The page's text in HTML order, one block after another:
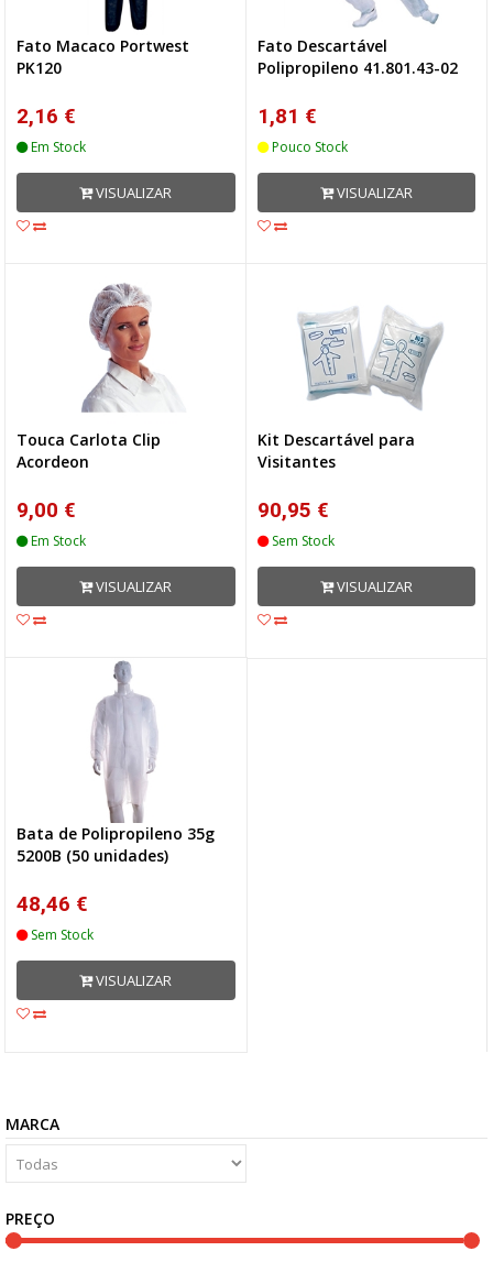
Fato Macaco Portwest
PK120
2,16 €
Em Stock
VISUALIZAR
Fato Descartável
Polipropileno 41.801.43-02
1,81 €
Pouco Stock
VISUALIZAR
Touca Carlota Clip
Acordeon
9,00 €
Em Stock
VISUALIZAR
Kit Descartável para
Visitantes
90,95 €
Sem Stock
VISUALIZAR
Bata de Polipropileno 35g
5200B (50 unidades)
48,46 €
Sem Stock
VISUALIZAR
MARCA
PREÇO